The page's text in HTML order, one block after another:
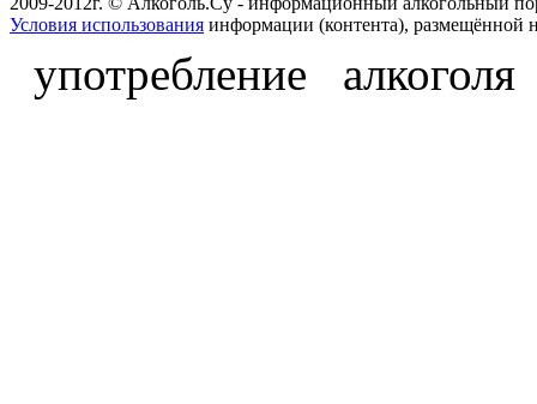
Условия использования информации (контента), размещённой
употребление